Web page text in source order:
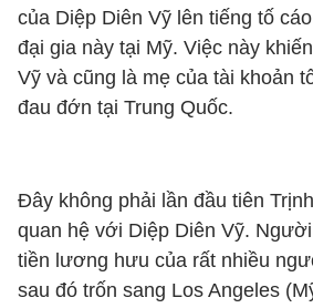
của Diệp Diên Vỹ lên tiếng tố
đại gia này tại Mỹ. Việc này
Vỹ và cũng là mẹ của tài khoản
đau đớn tại Trung Quốc.
Đây không phải lần đầu tiên
quan hệ với Diệp Diên Vỹ.
tiền lương hưu của rất nhiều
sau đó trốn sang Los Angeles